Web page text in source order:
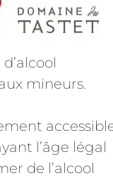
DE 6
pour son bon
audience et
refuser ou
les boutons
que vos données
dans le
l'efficacité de la
mineurs.
l’âge légal
de l’alcool